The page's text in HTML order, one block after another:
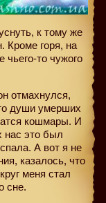
к тому же
Кроме горя, на
то чужого
отмахнулся,
души умерших
кошмары. И
нас это был
А вот я не
казалось, что
меня стал
сне.